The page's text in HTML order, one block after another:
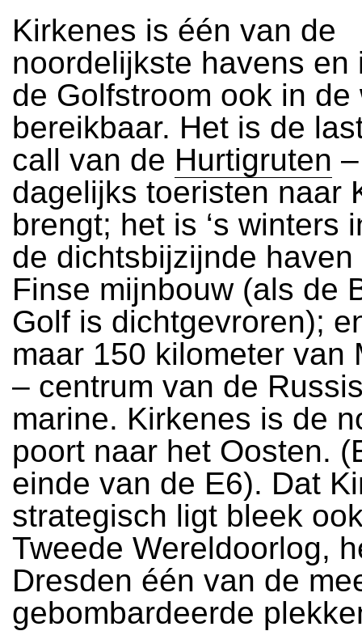
Kirkenes is één van de
noordelijkste havens en
de Golfstroom ook in de
bereikbaar. Het is de
call van de Hurtigruten
dagelijks toeristen naar
brengt; het is ‘s winters
de dichtsbijzijnde haven
Finse mijnbouw (als de
Golf is dichtgevroren);
maar 150 kilometer van
– centrum van de
marine. Kirkenes is de
poort naar het Oosten.
einde van de E6). Dat
strategisch ligt bleek
Tweede Wereldoorlog,
Dresden één van de
gebombardeerde